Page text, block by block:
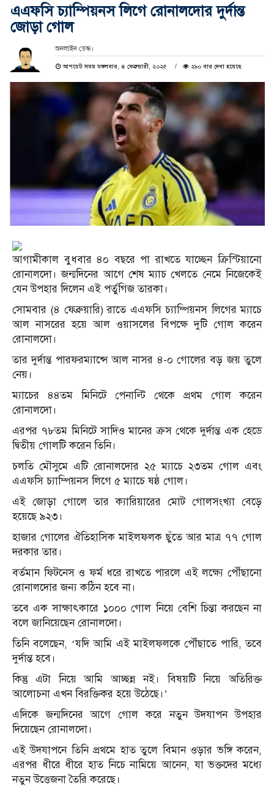
এএফসি চ্যাম্পিয়নস লিগে রোনালদোর দুর্দান্ত
জোড়া গোল
অনলাইন ডেস্ক।
আপডেট সময় মঙ্গলবার, ৪ ফেব্রুয়ারী, ২০২৫ ২৯০ বার দেখা হয়েছে
আগামীকাল বুধবার ৪০ বছরে পা রাখতে যাচ্ছেন ক্রিস্টিয়ানো
রোনালদো। জন্মদিনের আগে শেষ ম্যাচ খেলতে নেমে নিজেকেই
যেন উপহার দিলেন এই পর্তুগিজ তারকা।
সোমবার (৪ ফেব্রুয়ারি) রাতে এএফসি চ্যাম্পিয়নস লিগের ম্যাচে
আল নাসরের হয়ে আল ওয়াসলের বিপক্ষে দুটি গোল করেন
রোনালদো।
তার দুর্দান্ত পারফরম্যান্সে আল নাসর ৪-০ গোলের বড় জয় তুলে
নেয়।
ম্যাচের ৪৪তম মিনিটে পেনাল্টি থেকে প্রথম গোল করেন
রোনালদো।
এরপর ৭৮তম মিনিটে সাদিও মানের ক্রস থেকে দুর্দান্ত এক হেডে
দ্বিতীয় গোলটি করেন তিনি।
চলতি মৌসুমে এটি রোনালদোর ২৫ ম্যাচে ২৩তম গোল এবং
এএফসি চ্যাম্পিয়নস লিগে ৫ ম্যাচে ষষ্ঠ গোল।
এই জোড়া গোলে তার ক্যারিয়ারের মোট গোলসংখ্যা বেড়ে
হয়েছে ৯২৩।
হাজার গোলের ঐতিহাসিক মাইলফলক ছুঁতে আর মাত্র ৭৭ গোল
দরকার তার।
বর্তমান ফিটনেস ও ফর্ম ধরে রাখতে পারলে এই লক্ষ্যে পৌঁছানো
রোনালদোর জন্য কঠিন হবে না।
তবে এক সাক্ষাৎকারে ১০০০ গোল নিয়ে বেশি চিন্তা করছেন না
বলে জানিয়েছেন রোনালদো।
তিনি বলেছেন, ‘যদি আমি এই মাইলফলকে পৌঁছাতে পারি, তবে
দুর্দান্ত হবে।
কিন্তু এটা নিয়ে আমি আচ্ছন্ন নই। বিষয়টি নিয়ে অতিরিক্ত
আলোচনা এখন বিরক্তিকর হয়ে উঠেছে।’
এদিকে জন্মদিনের আগে গোল করে নতুন উদযাপন উপহার
দিয়েছেন রোনালদো।
এই উদযাপনে তিনি প্রথমে হাত তুলে বিমান ওড়ার ভঙ্গি করেন,
এরপর ধীরে ধীরে হাত নিচে নামিয়ে আনেন, যা ভক্তদের মধ্যে
নতুন উত্তেজনা তৈরি করেছে।